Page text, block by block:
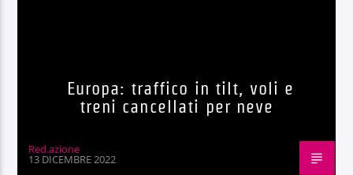
Europa: traffico in tilt, voli e
treni cancellati per neve
Red.azione
13 DICEMBRE 2022